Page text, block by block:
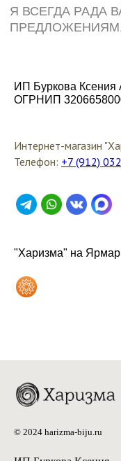
ИП Буркова Ксения
ОГРНИП
Интернет-магазин
Телефон: +7 (912)
"Харизма" на
© 2024 harizma-biju.ru